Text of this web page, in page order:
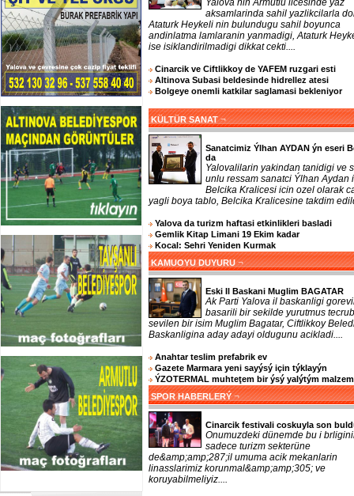
Yalova nin Armutlu ilcesinde yaz
aksamlarinda sahil yazlikcilarla
Ataturk Heykeli nin bulundugu sahil boyunca
andinlatma lamlaranin yanmadigi, Ataturk
ise isiklandirilmadigi dikkat cekti....
Cinarcik ve Ciftlikkoy de YAFEM ruzgari esti
Altinova Subasi beldesinde hidrellez atesi
Bolgeye onemli katkilar saglamasi bekleniyor
KÜLTÜR SANAT ¬
Sanatcimiz Ýlhan AYDAN ýn eseri
da
Yalovalilarin yakindan tanidigi ve
unlu ressam sanatci Ýlhan Aydan
Belcika Kralicesi icin ozel olarak
yagli boya tablo, Belcika Kralicesine takdim
Yalova da turizm haftasi etkinlikleri basladi
Gemlik Kitap Limani 19 Ekim kadar
Kocal: Sehri Yeniden Kurmak
KAMUOYU DUYURU ¬
Eski Il Baskani Muglim BAGATAR
Ak Parti Yalova il baskanligi
basarili bir sekilde yurutmus
sevilen bir isim Muglim Bagatar, Ciftlikkoy
Baskanligina aday adayi oldugunu acikladi....
Anahtar teslim prefabrik ev
Gazete Marmara yeni sayýsý için týklayýn
ÝZOTERMAL muhteţem bir ýsý yalýtým
SPOR HABERLERÝ ¬
Cinarcik festivali coskuyla son
Onumuzdeki dünemde bu i
sadece turizm sekterüne
de&amp;amp;287;il umuma acik mekanlarin
linasslarimiz korunmal&amp;amp;305; ve
koruyabilmeliyiz....